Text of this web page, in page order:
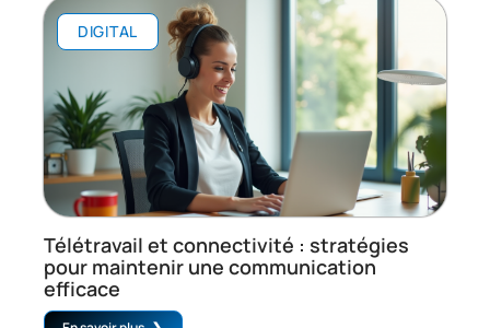
DIGITAL
Télétravail et connectivité : stratégies
pour maintenir une communication
efficace